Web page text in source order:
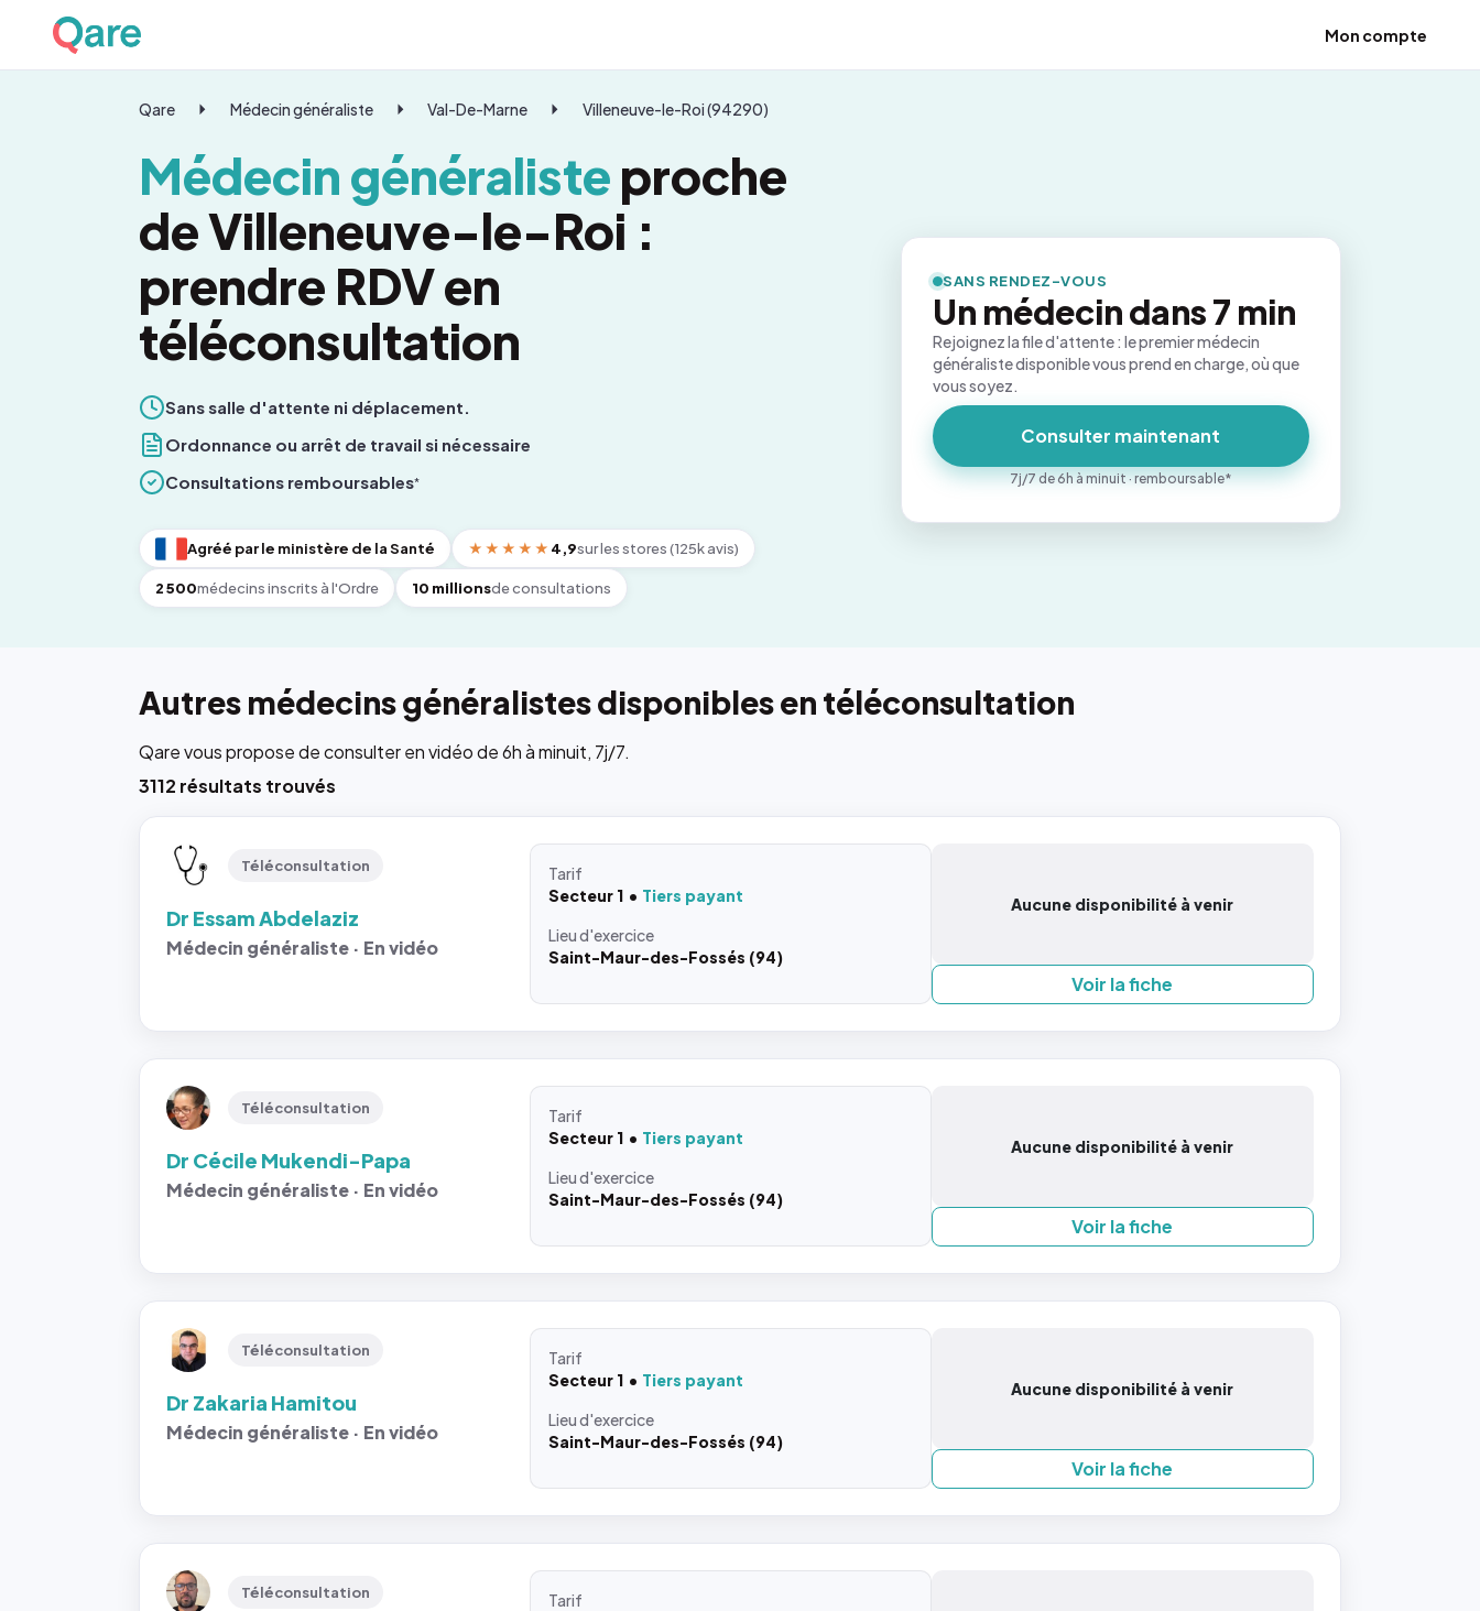
Mon compte
Qare Médecin généraliste Val-De-Marne Villeneuve-le-Roi (94290)
Médecin généralisteproche
de Villeneuve-le-Roi :
prendre RDV en
téléconsultation
Sans salle d'attente ni déplacement.
Ordonnance ou arrêt de travail si nécessaire
Consultations remboursables*
Agréé par le ministère de la Santé ★★★★★ 4,9sur les stores (125k avis)
2 500médecins inscrits à l'Ordre 10 millionsde consultations
SANS RENDEZ-VOUS
Un médecin dans 7 min
Rejoignez la file d'attente : le premier médecin
généraliste disponible vous prend en charge, où que
vous soyez.
Consulter maintenant
7j/7 de 6h à minuit · remboursable*
Autres médecins généralistes disponibles en téléconsultation
Qare vous propose de consulter en vidéo de 6h à minuit, 7j/7.
3112 résultats trouvés
Téléconsultation
Dr Essam Abdelaziz
Médecin généraliste · En vidéo
Tarif
Secteur 1
Tiers payant
Lieud'exercice
Saint-Maur-des-Fossés (94)
Aucune disponibilité à venir
Voir la fiche
Téléconsultation
Dr Cécile Mukendi-Papa
Médecin généraliste · En vidéo
Tarif
Secteur 1
Tiers payant
Lieud'exercice
Saint-Maur-des-Fossés (94)
Aucune disponibilité à venir
Voir la fiche
Téléconsultation
Dr Zakaria Hamitou
Médecin généraliste · En vidéo
Tarif
Secteur 1
Tiers payant
Lieud'exercice
Saint-Maur-des-Fossés (94)
Aucune disponibilité à venir
Voir la fiche
Téléconsultation
Tarif